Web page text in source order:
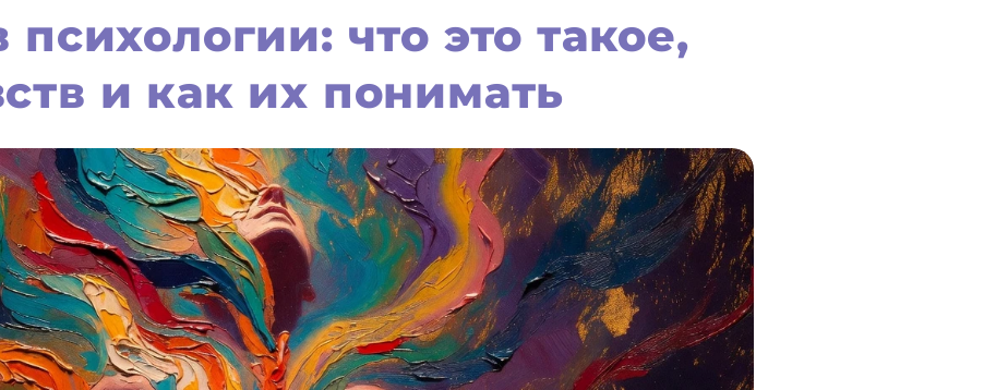
психологии: что это такое,
и как их понимать